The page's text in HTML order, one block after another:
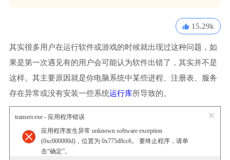
15.29k
其实很多用户在运行软件或游戏的时候就出现过这种问题，如
果是第一次遇见有的用户会可能认为软件出错了，其实并不是
这样。其主要原因就是你电脑系统中某些进程、注册表、服务
存在异常或没有安装一些系统运行库所导致的。
transerr.exe - 应用程序错误
应用程序发生异常 unknown software exception
(0xc000000d)，位置为 0x775d8cc6。 要终止程序，请单
击“确定”。